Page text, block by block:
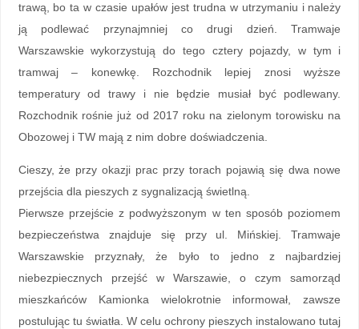
trawą, bo ta w czasie upałów jest trudna w utrzymaniu i należy
ją podlewać przynajmniej co drugi dzień. Tramwaje
Warszawskie wykorzystują do tego cztery pojazdy, w tym i
tramwaj – konewkę. Rozchodnik lepiej znosi wyższe
temperatury od trawy i nie będzie musiał być podlewany.
Rozchodnik rośnie już od 2017 roku na zielonym torowisku na
Obozowej i TW mają z nim dobre doświadczenia.
Cieszy, że przy okazji prac przy torach pojawią się dwa nowe
przejścia dla pieszych z sygnalizacją świetlną.
Pierwsze przejście z podwyższonym w ten sposób poziomem
bezpieczeństwa znajduje się przy ul. Mińskiej. Tramwaje
Warszawskie przyznały, że było to jedno z najbardziej
niebezpiecznych przejść w Warszawie, o czym samorząd
mieszkańców Kamionka wielokrotnie informował, zawsze
postulując tu światła. W celu ochrony pieszych instalowano tutaj